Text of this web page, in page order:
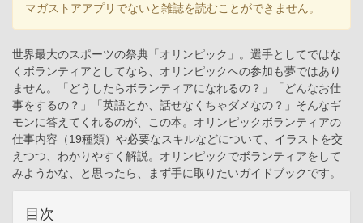
マガストアアプリでないと雑誌を読むことができません。
世界最大のスポーツの祭典「オリンピック」。選手としてではな
くボランティアとしてなら、オリンピックへの参加も夢ではあり
ません。「どうしたらボランティアになれるの？」「どんなお仕
事をするの？」「英語とか、話せなくちゃダメなの？」そんなギ
モンに答えてくれるのが、この本。オリンピックボランティアの
仕事内容（19種類）や必要なスキルなどについて、イラストを交
えつつ、わかりやすく解説。オリンピックでボランティアをして
みようかな、と思ったら、まず手に取りたいガイドブックです。
目次